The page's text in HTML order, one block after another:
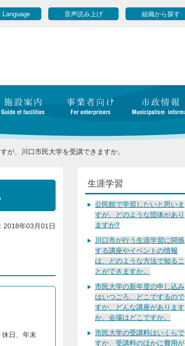
Language 音声読み上げ 組織から探す
が、川口市民大学を受講できますか。
2018年03月01日
日、年末
生涯学習
公民館で学習したいと思いま
すが、どのような団体があり
ますか?
川口市が行う生涯学習に関係
する講座やイベントの情報
は、どのような方法で知るこ
とができますか。
市民大学の新年度の申し込み
はいつごろ、どこでするので
すか、どんな講座があります
か、会場はどこですか。
市民大学の受講料はいくらで
すか、受講料のほかに費用が